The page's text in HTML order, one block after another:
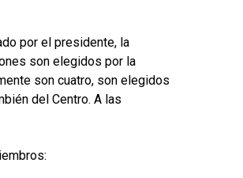
por el presidente, la
son elegidos por la
son cuatro, son elegidos
del Centro. A las